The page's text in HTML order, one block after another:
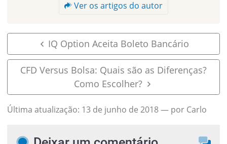
Ver os artigos do autor
IQ Option Aceita Boleto Bancário
CFD Versus Bolsa: Quais são as Diferenças?
Como Escolher?
Última atualização: 13 de junho de 2018— por Carlo